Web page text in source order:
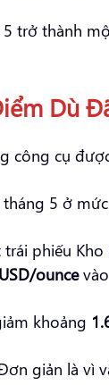
trở thành
Dù
công cụ
5 ở
phiếu
ounce
khoảng
giản là vì